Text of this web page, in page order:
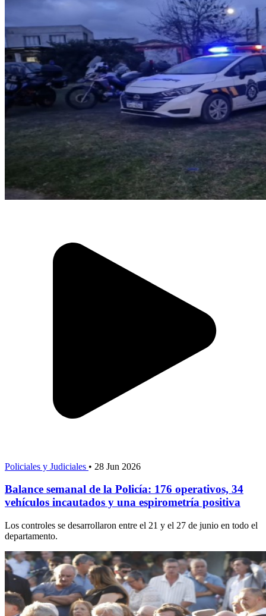
Policiales y Judiciales • 28 Jun 2026
Balance semanal de la Policía: 176 operativos, 34
vehículos incautados y una espirometría positiva
Los controles se desarrollaron entre el 21 y el 27 de junio en todo el
departamento.